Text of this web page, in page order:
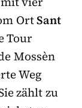
OrtSant
Tour
Mossèn
Weg
zählt zu